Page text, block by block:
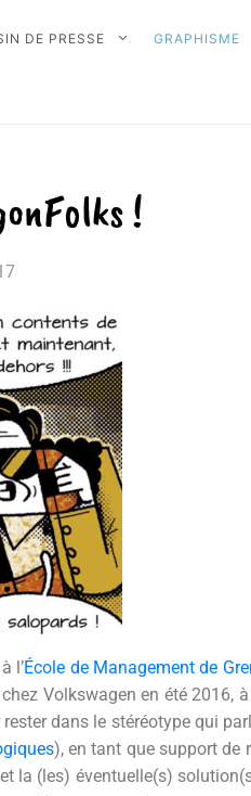
DE PRESSE GRAPHISME
!
l’École de Management de
Volkswagen en été 2016,
dans le stéréotype qui
), en tant que support de
la (les) éventuelle(s)